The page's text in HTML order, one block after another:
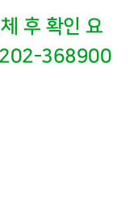
후 확인 요
202-368900